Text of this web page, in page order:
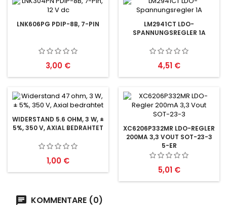
LNK606PG PDIP-8B, 7-PIN
Preis
3,00 €
LM2941CT LDO-
SPANNUNGSREGLER 1A
Preis
4,51 €
WIDERSTAND 5.6 OHM, 3 W, ±
5%, 350 V, AXIAL BEDRAHTET
Preis
1,00 €
XC6206P332MR LDO-REGLER
200MA 3,3 VOUT SOT-23-3
5-ER
Preis
5,01 €
KOMMENTARE (0)